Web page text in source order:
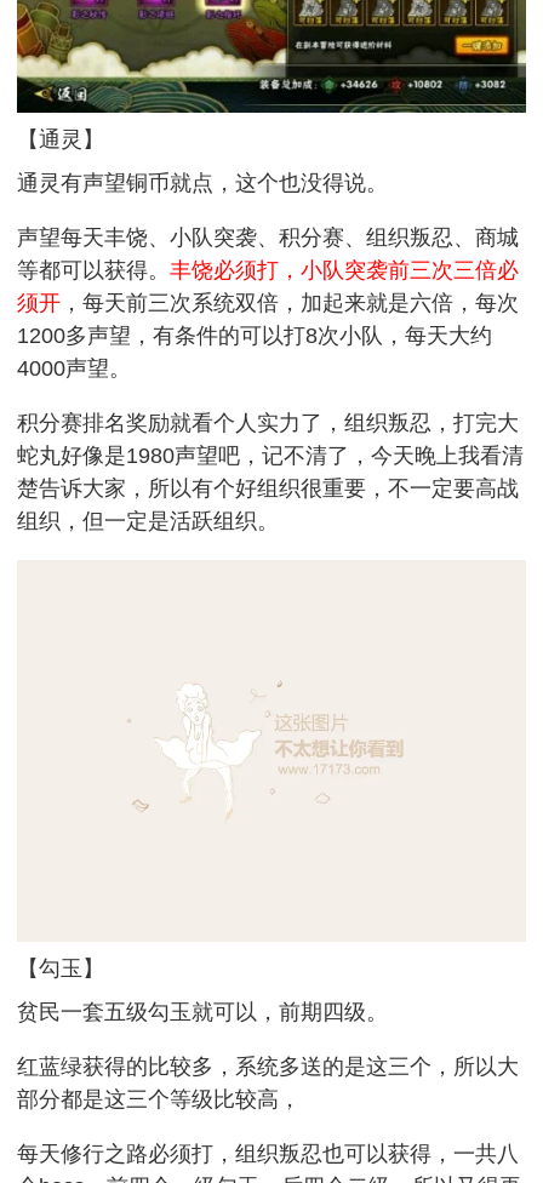
【通灵】
通灵有声望铜币就点，这个也没得说。
声望每天丰饶、小队突袭、积分赛、组织叛忍、商城
等都可以获得。丰饶必须打，小队突袭前三次三倍必
须开 ，每天前三次系统双倍，加起来就是六倍，每次
1200多声望，有条件的可以打8次小队，每天大约
4000声望。
积分赛排名奖励就看个人实力了，组织叛忍，打完大
蛇丸好像是1980声望吧，记不清了，今天晚上我看清
楚告诉大家，所以有个好组织很重要，不一定要高战
组织，但一定是活跃组织。
【勾玉】
贫民一套五级勾玉就可以，前期四级。
红蓝绿获得的比较多，系统多送的是这三个，所以大
部分都是这三个等级比较高，
每天修行之路必须打，组织叛忍也可以获得，一共八